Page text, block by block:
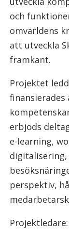
och
omvärldens
att utveckla
framkant.
Projektet
finansierades
erbjöds
e-learning,
perspektiv,